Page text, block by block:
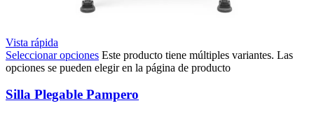
Vista rápida
Seleccionar opciones Este producto tiene múltiples variantes. Las
opciones se pueden elegir en la página de producto
Silla Plegable Pampero